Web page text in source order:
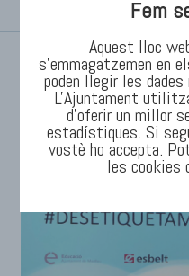
INICI TEMES / Informació /
Fem
Aquest lloc
s’emmagatzemen en
poden llegir les
L'Ajuntament
d’oferir un millor
estadístiques. Si
vostè ho accepta.
les cookies